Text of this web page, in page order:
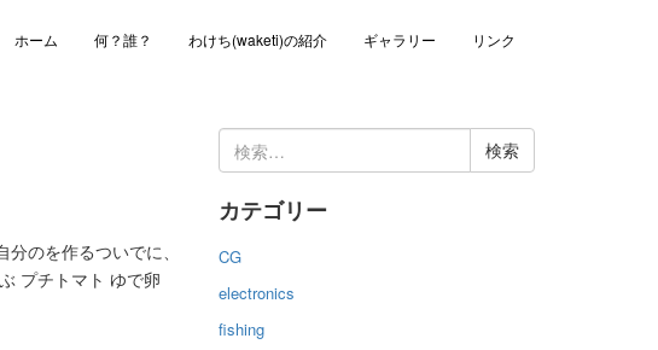
ホーム 何？誰？ わけち(waketi)の紹介 ギャラリー リンク
のを作るついでに、
プチトマト ゆで卵
検
索:
カテゴリー
CG
electronics
fishing